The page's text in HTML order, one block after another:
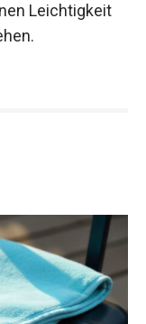
Leichtigkeit